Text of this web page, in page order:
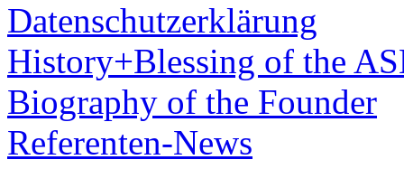
Datenschutzerklärung
History+Blessing of the
Biography of the Founder
Referenten-News